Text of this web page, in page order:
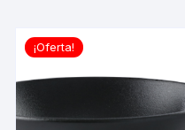
¡Oferta!